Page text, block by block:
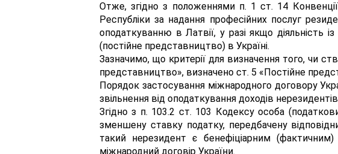
Отже, згідно з положеннями п. 1 ст. 14
Республіки за надання професійних послуг
оподаткуванню в Латвії, у разі якщо діяльність
(постійне представництво) в Україні.
Зазначимо, що критерії для визначення того, чи
представництво», визначено ст. 5 «Постійне
Порядок застосування міжнародного договору
звільнення від оподаткування доходів
Згідно з п. 103.2 ст. 103 Кодексу особа
зменшену ставку податку, передбачену
такий нерезидент є бенефіціарним
міжнародний договір України.